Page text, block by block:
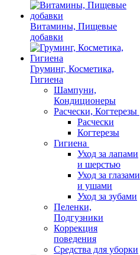
Витамины, Пищевые
добавки
Груминг, Косметика,
Гигиена
Шампуни,
Кондиционеры
Расчески, Когтерезы
Расчески
Когтерезы
Гигиена
Уход за лапами
и шерстью
Уход за глазами
и ушами
Уход за зубами
Пеленки,
Подгузники
Коррекция
поведения
Средства для уборки